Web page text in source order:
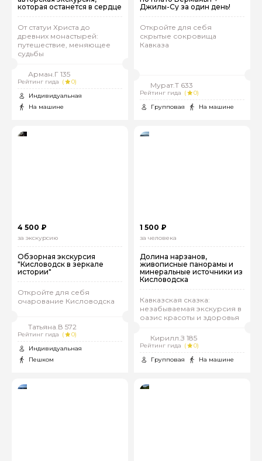
которая останется в сердце
От статуи Христа до
древних монастырей:
путешествие, меняющее
судьбы
Арман.Г 135
Рейтинг гида (
0)
Индивидуальная
На машине
Джилы-Су за один день!
Откройте для себя
скрытые сокровища
Кавказа
Мурат.Т 633
Рейтинг гида (
0)
Групповая
На машине
4 500 ₽
за экскурсию
Обзорная экскурсия
"Кисловодск в зеркале
истории"
Откройте для себя
очарование Кисловодска
Татьяна.В 572
Рейтинг гида (
0)
Индивидуальная
Пешком
1 500 ₽
за человека
Долина нарзанов,
живописные панорамы и
минеральные источники из
Кисловодска
Кавказская сказка:
незабываемая экскурсия в
оазис красоты и здоровья
Кирилл.З 185
Рейтинг гида (
0)
Групповая
На машине